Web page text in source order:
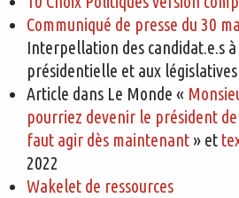
Communiqué de presse du 30
Interpellation des candidat.e.s à
présidentielle et aux législatives
Article dans Le Monde «
pourriez devenir le président
faut agir dès maintenant » et
2022
Wakelet de ressources